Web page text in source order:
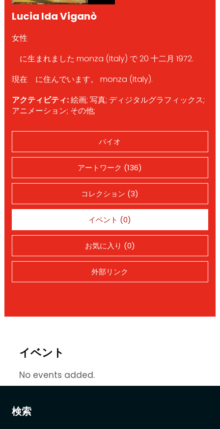
検索
Lucia Ida Viganò
女性
に生まれました monza (Italy) で 20 十二月 1972.
現在 に住んでいます。 monza (Italy).
アクティビティ:絵画; 写真; ディジタルグラフィックス;
アニメーション; その他;
バイオ
アートワーク (136)
コレクション (3)
イベント (0)
お気に入り (0)
外部リンク
イベント
No events added.